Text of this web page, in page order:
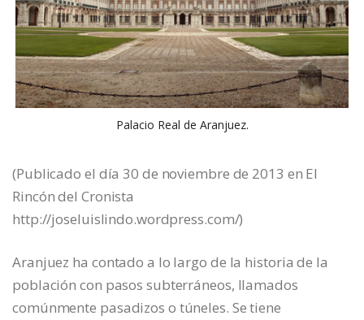
Palacio Real de Aranjuez.
(Publicado el día 30 de noviembre de 2013 en El
Rincón del Cronista
http://joseluislindo.wordpress.com/)
Aranjuez ha contado a lo largo de la historia de la
población con pasos subterráneos, llamados
comúnmente pasadizos o túneles. Se tiene